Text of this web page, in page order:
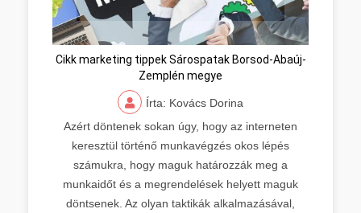
Cikk marketing tippek Sárospatak Borsod-Abaúj-
Zemplén megye
Írta: Kovács Dorina
Azért döntenek sokan úgy, hogy az interneten
keresztül történő munkavégzés okos lépés
számukra, hogy maguk határozzák meg a
munkaidőt és a megrendelések helyett maguk
döntsenek. Az olyan taktikák alkalmazásával,